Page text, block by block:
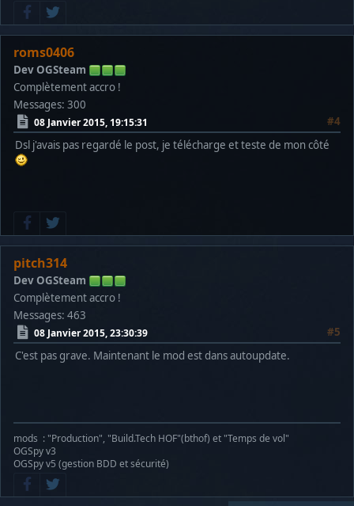
roms0406
Dev OGSteam
Complètement accro !
Messages: 300
08 Janvier 2015, 19:15:31
#4
Dsl j'avais pas regardé le post, je télécharge et teste de mon côté
pitch314
Dev OGSteam
Complètement accro !
Messages: 463
08 Janvier 2015, 23:30:39
#5
C'est pas grave. Maintenant le mod est dans autoupdate.
mods : "Production", "Build.Tech HOF"(bthof) et "Temps de vol"
OGSpy v3
OGSpy v5 (gestion BDD et sécurité)